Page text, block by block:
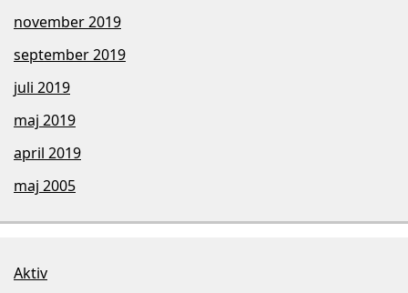
november 2019
september 2019
juli 2019
maj 2019
april 2019
maj 2005
Aktiv